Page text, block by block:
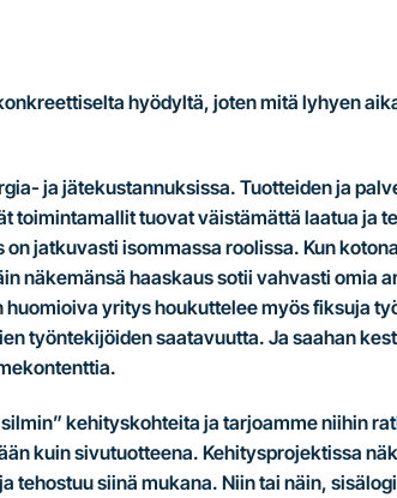
hyödyltä, joten mitä lyhyen
ja jätekustannuksissa. Tuotteiden ja
toimintamallit tuovat väistämättä laatua ja
jatkuvasti isommassa roolissa. Kun
näkemänsä haaskaus sotii vahvasti omia
yritys houkuttelee myös fiksuja
työntekijöiden saatavuutta. Ja saahan
kehityskohteita ja tarjoamme niihin
kuin sivutuotteena. Kehitysprojektissa
siinä mukana. Niin tai näin,